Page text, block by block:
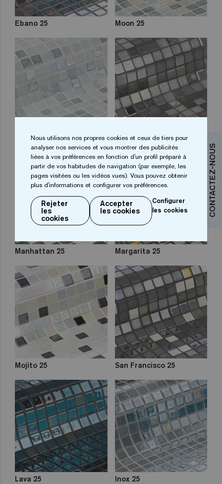
CONTACTEZ-NOUS
Ebano 25 Moon 25
Stone 25 Gin Fizz 25
Manhattan 25 Margarita 25
Mojito 25 San Francisco 25
Lava 25 Inox 25
Nous utilisons nos propres cookies et ceux de tiers pour
analyser nos services et vous montrer des publicités
liées à vos préférences en fonction d'un profil préparé à
partir de vos habitudes de navigation (par exemple, les
pages visitées ou les vidéos vues). Vous pouvez obtenir
plus d'informations et configurer vos préférences.
Rejeter
les
cookies
Accepter
les cookies
Configurer
les cookies